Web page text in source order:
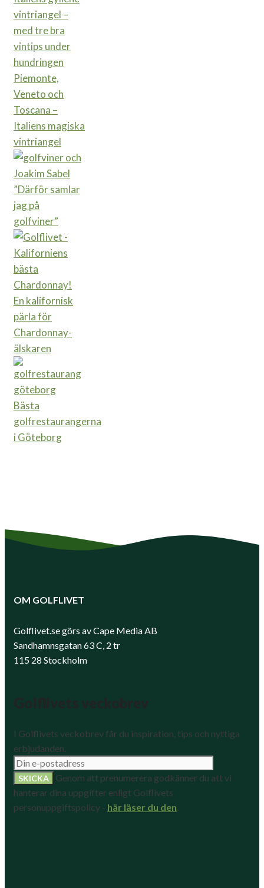
Piemonte,
Veneto och
Toscana –
Italiens magiska
vintriangel
”Därför samlar
jag på
golfviner”
En kalifornisk
pärla för
Chardonnay-
älskaren
Bästa
golfrestaurangerna
i Göteborg
OM GOLFLIVET
Golflivet.se görs av Cape Media AB
Sandhamnsgatan 63 C, 2 tr
115 28 Stockholm
I Golflivets veckobrev får du inspiration, tips och nyttiga
erbjudanden.
Genom att prenumerera godkänner du att vi
hanterar dina uppgifter enligt Golflivets
personuppgiftspolicy - här läser du den.